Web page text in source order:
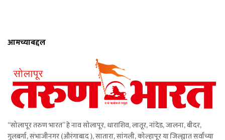
आमच्याबद्दल
“सोलापूर तरुण भारत” हे नाव सोलापूर, धाराशिव, लातूर, नांदेड, जालना, बीदर,
गुलबर्गा, संभाजीनगर (औरंगाबाद ), सातारा, सांगली, कोल्हापूर या जिल्ह्यात सर्वांच्या